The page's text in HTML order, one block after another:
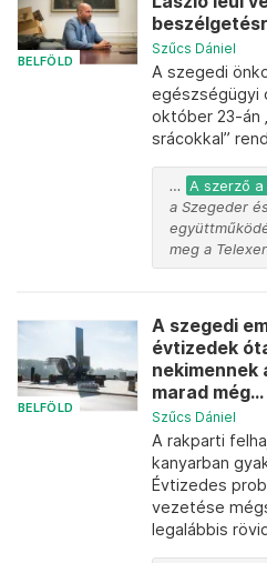
BELFÖLD
Szűcs Dániel
A szegedi
egészségügyi
október 23-án
srácokkal”
… A szerző
a Szegeder
meg a
BELFÖLD
A szegedi
évtizedek
nekimennek
marad még...
Szűcs Dániel
A rakparti
kanyarban
Évtizedes
vezetése
legalábbis